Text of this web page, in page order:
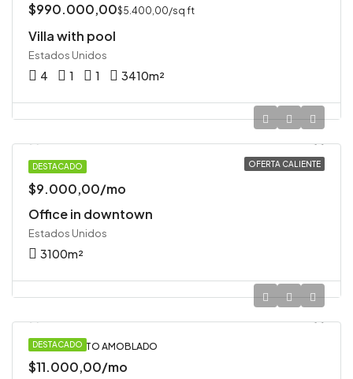
$990.000,00$5.400,00/sq ft
Villa with pool
Estados Unidos
4 1 1 3410m²
DESTACADO OFERTA CALIENTE
OFICINA
$9.000,00/mo
Office in downtown
Estados Unidos
3100m²
DESTACADO
APARTAMENTO AMOBLADO
$11.000,00/mo